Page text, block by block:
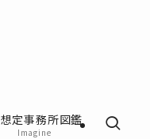
想定事務所図鑑
Imagine